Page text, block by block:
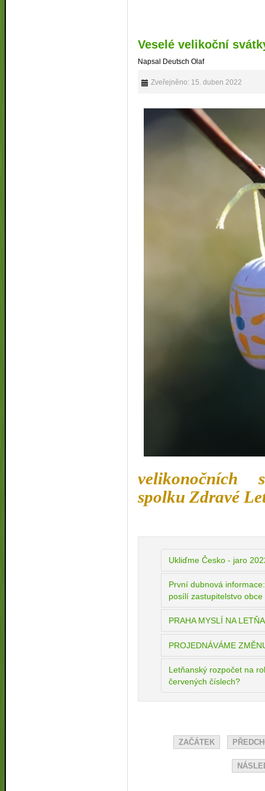
Veselé velikoční
Napsal Deutsch Olaf
Zveřejněno: 15. duben 2022
velikonočních
spolku Zdravé
Ukliďme Česko - jaro
První dubnová
posílí zastupitelstvo obce
PRAHA MYSLÍ NA
PROJEDNÁVÁME
Letňanský rozpočet na
červených číslech?
ZAČÁTEK